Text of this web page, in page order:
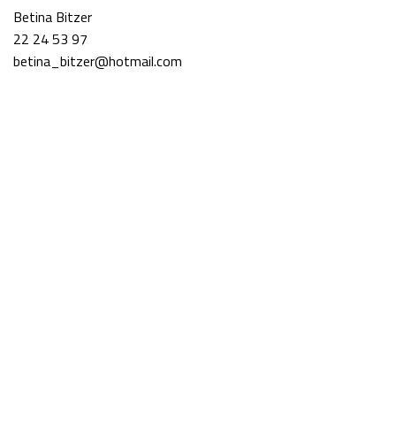
Betina Bitzer
22 24 53 97
betina_bitzer@hotmail.com